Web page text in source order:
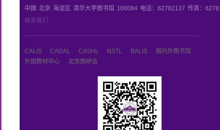
中国 北京 海淀区 清华大学图书馆 100084 电话：62782137 传真：
联系我们
CALIS CADAL CASHL NSTL BALIS
国内外图书馆
外国教材中心
北京图研会